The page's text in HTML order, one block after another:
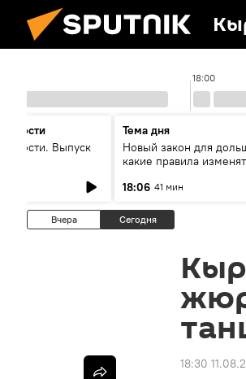
18:00
Выпуск
Тема дня
Новый закон для
какие правила
18:06 41 мин
Вчера Сегодня
18:30